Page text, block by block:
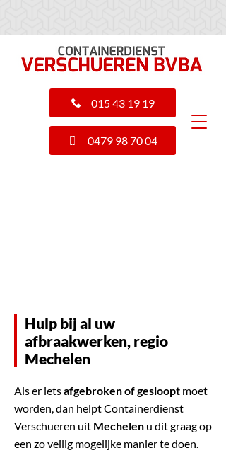
015 43 19 19
0479 98 70 04
Hulp bij al uw
afbraakwerken, regio
Mechelen
Als er ietsafgebroken of gesloopt moet
worden, dan helpt Containerdienst
Verschueren uit Mechelen u dit graag op
een zo veilig mogelijke manier te doen.